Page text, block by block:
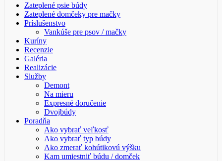
Zateplené psie búdy
Zateplené domčeky pre mačky
Príslušenstvo
Vankúše pre psov / mačky
Kuríny
Recenzie
Galéria
Realizácie
Služby
Demont
Na mieru
Expresné doručenie
Dvojbúdy
Poradňa
Ako vybrať veľkosť
Ako vybrať typ búdy
Ako zmerať kohútikovú výšku
Kam umiestniť búdu / domček